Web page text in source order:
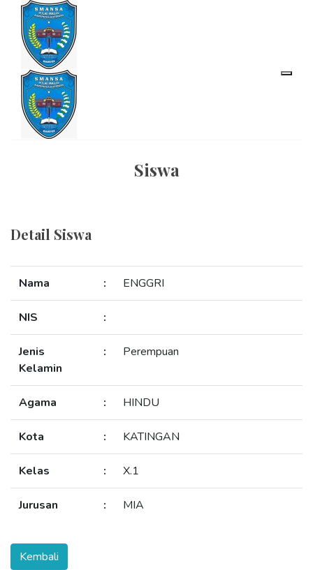
Siswa
Detail Siswa
Nama : ENGGRI
NIS :
Jenis
Kelamin
: Perempuan
Agama : HINDU
Kota : KATINGAN
Kelas : X.1
Jurusan : MIA